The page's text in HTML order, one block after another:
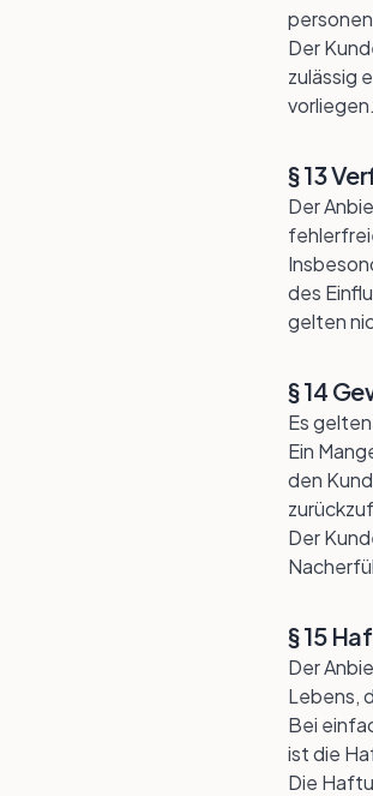
Der
zulässig
vorliegen.
§ 13
Der
des
gelten
§ 14
Es
Ein
den
Der
§ 15
Der
Lebens,
Bei
ist die
Die